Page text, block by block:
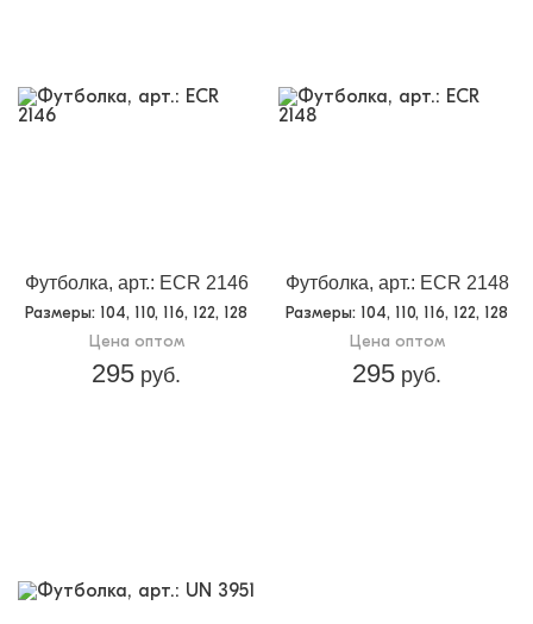
Футболка, арт.: ECR 2146
Размеры: 104, 110, 116, 122, 128
Цена оптом
295 руб.
Футболка, арт.: ECR 2148
Размеры: 104, 110, 116, 122, 128
Цена оптом
295 руб.